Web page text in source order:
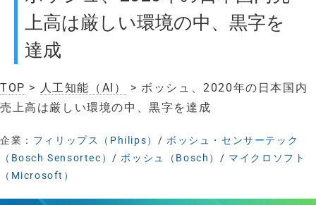
上高は厳しい環境の中、黒字を
達成
TOP > 人工知能（AI）
> ボッシュ、2020年の日本国内
売上高は厳しい環境の中、黒字を達成
企業： フィリップス（Philips） /ボッシュ・センサーテック
（Bosch Sensortec）/ボッシュ（Bosch）/ マイクロソフト
（Microsoft）